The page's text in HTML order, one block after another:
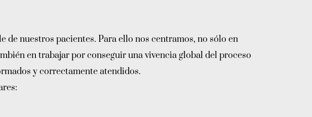
nuestros pacientes. Para ello nos centramos, no sólo en
en trabajar por conseguir una vivencia global del proceso
y correctamente atendidos.